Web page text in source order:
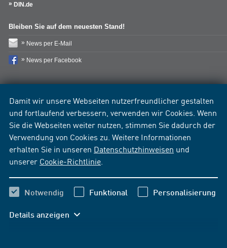
Damit wir unsere Webseiten nutzerfreundlicher gestalten
und fortlaufend verbessern, verwenden wir Cookies. Wenn
Sie die Webseiten weiter nutzen, stimmen Sie dadurch der
Verwendung von Cookies zu. Weitere Informationen
erhalten Sie in unseren Datenschutzhinweisen und
unserer Cookie-Richtlinie
Notwendig Funktional Personalisierung
Details anzeigen
DIN.de
Bleiben Sie auf dem neuesten Stand!
News per E-Mail
News per Facebook